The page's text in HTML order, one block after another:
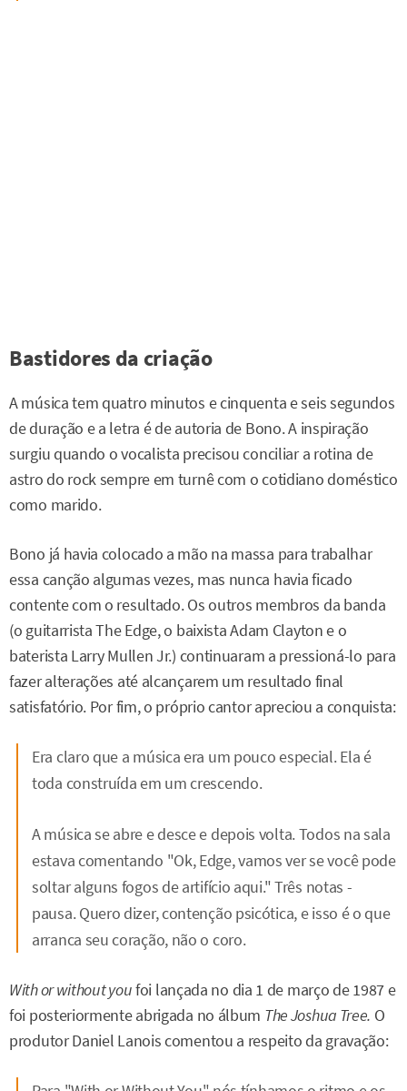
Bastidores da criação
A música tem quatro minutos e cinquenta e seis segundos
de duração e a letra é de autoria de Bono. A inspiração
surgiu quando o vocalista precisou conciliar a rotina de
astro do rock sempre em turnê com o cotidiano doméstico
como marido.
Bono já havia colocado a mão na massa para trabalhar
essa canção algumas vezes, mas nunca havia ficado
contente com o resultado. Os outros membros da banda
(o guitarrista The Edge, o baixista Adam Clayton e o
baterista Larry Mullen Jr.) continuaram a pressioná-lo para
fazer alterações até alcançarem um resultado final
satisfatório. Por fim, o próprio cantor apreciou a conquista:
Era claro que a música era um pouco especial. Ela é
toda construída em um crescendo.
A música se abre e desce e depois volta. Todos na sala
estava comentando "Ok, Edge, vamos ver se você pode
soltar alguns fogos de artifício aqui." Três notas -
pausa. Quero dizer, contenção psicótica, e isso é o que
arranca seu coração, não o coro.
With or without youfoi lançada no dia 1 de março de 1987 e
foi posteriormente abrigada no álbum The Joshua Tree. O
produtor Daniel Lanois comentou a respeito da gravação: